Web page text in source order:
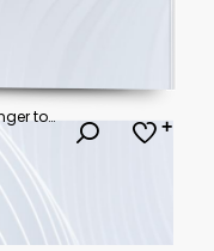
Person activating AI technology with finger touch on futuristic interface